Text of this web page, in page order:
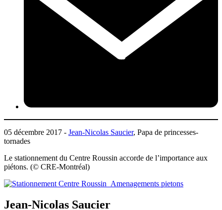
05 décembre 2017 - Jean-Nicolas Saucier, Papa de princesses-
tornades
Le stationnement du Centre Roussin accorde de l’importance aux
piétons. (© CRE-Montréal)
Jean-Nicolas Saucier